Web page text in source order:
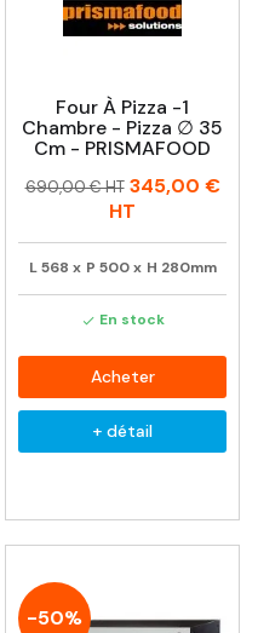
Four À Pizza -1
Chambre - Pizza ∅ 35
Cm - PRISMAFOOD
Prix
Prix
690,00 € HT 345,00 €
HT
L 568 x P 500 x H 280mm
 En stock
Acheter
+ détail
-50%